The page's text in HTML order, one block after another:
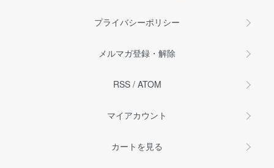
プライバシーポリシー
メルマガ登録・解除
RSS/ ATOM
マイアカウント
カートを見る